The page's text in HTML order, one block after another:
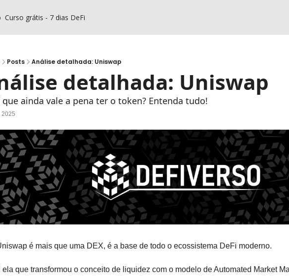
Curso grátis - 7 dias DeFi
Posts Análise detalhada: Uniswap
detalhada: Uniswap
que ainda vale a pena ter o token? Entenda tudo!
2025
é mais que uma DEX, é a base de todo o ecossistema DeFi moderno.
ela que transformou o conceito de liquidez com o modelo de Automated Market